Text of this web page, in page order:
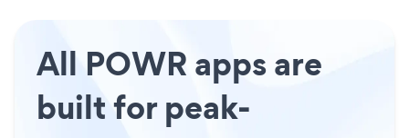
All POWR apps are
built for peak-